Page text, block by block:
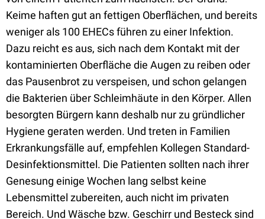
Keime haften gut an fettigen Oberflächen, und bereits
weniger als 100 EHECs führen zu einer Infektion.
Dazu reicht es aus, sich nach dem Kontakt mit der
kontaminierten Oberfläche die Augen zu reiben oder
das Pausenbrot zu verspeisen, und schon gelangen
die Bakterien über Schleimhäute in den Körper. Allen
besorgten Bürgern kann deshalb nur zu gründlicher
Hygiene geraten werden. Und treten in Familien
Erkrankungsfälle auf, empfehlen Kollegen Standard-
Desinfektionsmittel. Die Patienten sollten nach ihrer
Genesung einige Wochen lang selbst keine
Lebensmittel zubereiten, auch nicht im privaten
Bereich. Und Wäsche bzw. Geschirr und Besteck sind